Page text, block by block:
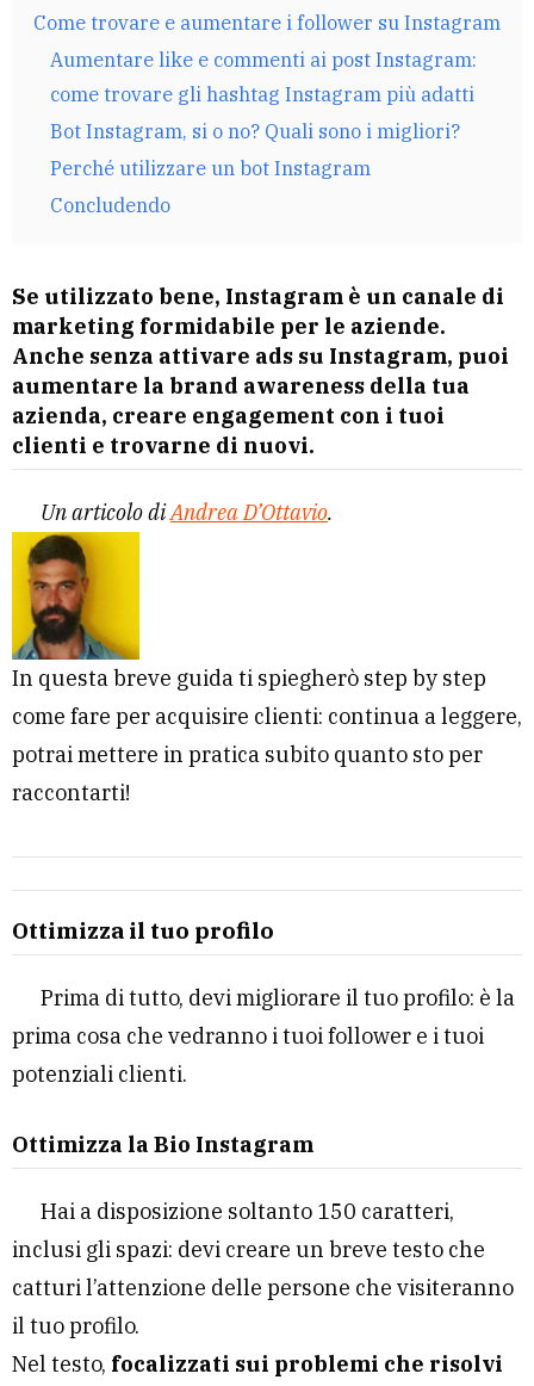
Come trovare e aumentare i follower su Instagram
Aumentare like e commenti ai post Instagram:
come trovare gli hashtag Instagram più adatti
Bot Instagram, si o no? Quali sono i migliori?
Perché utilizzare un bot Instagram
Concludendo
Se utilizzato bene, Instagram è un canale di
marketing formidabile per le aziende.
Anche senza attivare ads su Instagram, puoi
aumentare la brand awareness della tua
azienda, creare engagement con i tuoi
clienti e trovarne di nuovi.
Un articolo diAndrea D’Ottavio.
In questa breve guida ti spiegherò step by step
come fare per acquisire clienti: continua a leggere,
potrai mettere in pratica subito quanto sto per
raccontarti!
Ottimizza il tuo profilo
Prima di tutto, devi migliorare il tuo profilo: è la
prima cosa che vedranno i tuoi follower e i tuoi
potenziali clienti.
Ottimizza la Bio Instagram
Hai a disposizione soltanto 150 caratteri,
inclusi gli spazi: devi creare un breve testo che
catturi l’attenzione delle persone che visiteranno
il tuo profilo.
Nel testo, focalizzati sui problemi che risolvi